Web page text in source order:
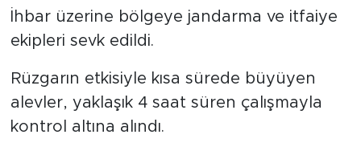
İhbar üzerine bölgeye jandarma ve itfaiye
ekipleri sevk edildi.
Rüzgarın etkisiyle kısa sürede büyüyen
alevler, yaklaşık 4 saat süren çalışmayla
kontrol altına alındı.